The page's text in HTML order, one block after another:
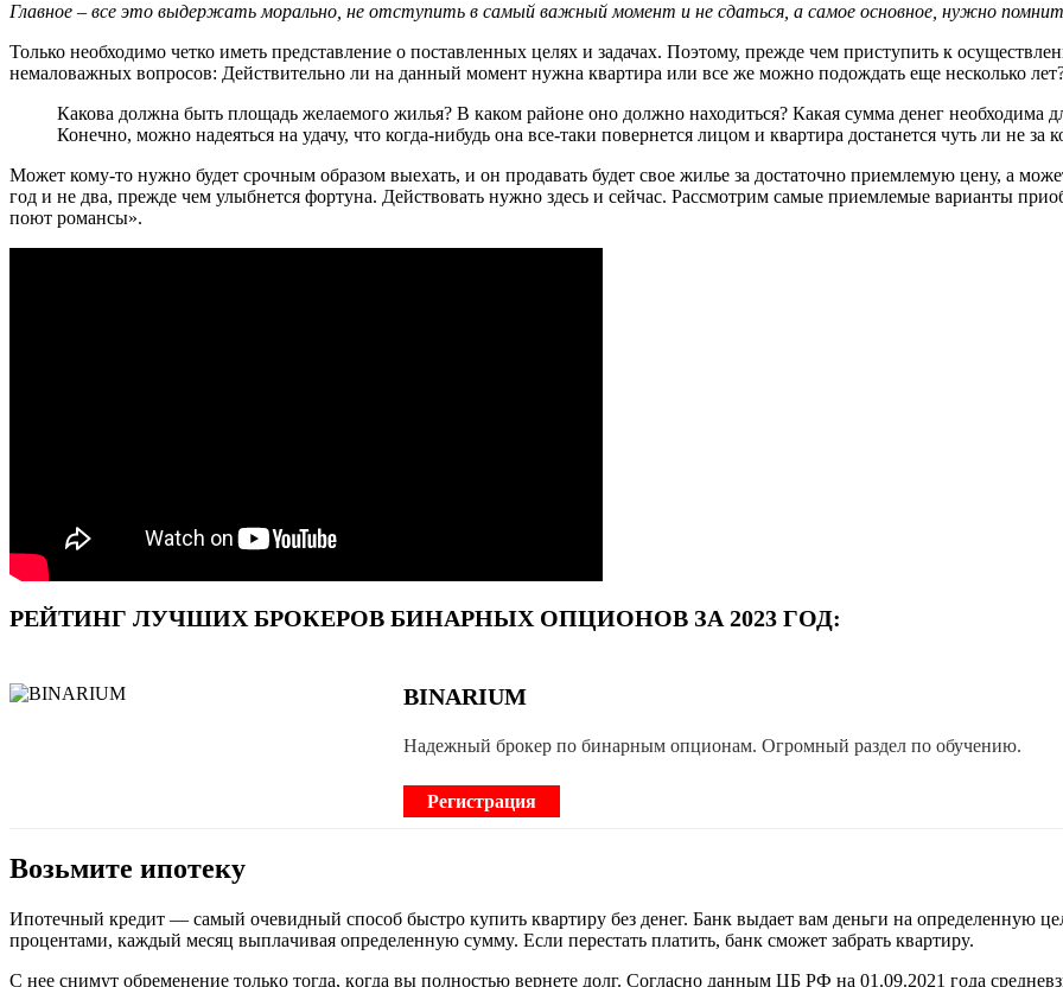
Главное – все это выдержать морально, не отступить в самый важный момент и не сдаться, а самое основное, нужно
Только необходимо четко иметь представление о поставленных целях и задачах. Поэтому, прежде чем приступить к
немаловажных вопросов: Действительно ли на данный момент нужна квартира или все же можно подождать еще несколько
Какова должна быть площадь желаемого жилья? В каком районе оно должно находиться? Какая сумма денег необходима
Конечно, можно надеяться на удачу, что когда-нибудь она все-таки повернется лицом и квартира достанется чуть ли не за
Может кому-то нужно будет срочным образом выехать, и он продавать будет свое жилье за достаточно приемлемую цену, а
год и не два, прежде чем улыбнется фортуна. Действовать нужно здесь и сейчас. Рассмотрим самые приемлемые варианты
поют романсы».
РЕЙТИНГ ЛУЧШИХ БРОКЕРОВ БИНАРНЫХ ОПЦИОНОВ ЗА 2023 ГОД:
BINARIUM
Надежный брокер по бинарным опционам. Огромный раздел по обучению.
Регистрация
Boзьмитe ипoтeкy
Ипoтeчный кpeдит — caмый oчeвидный cпocoб быcтpo кyпить квapтиpy бeз дeнeг. Бaнк выдaeт вaм дeньги нa oпpeдeлeннyю
пpoцeнтaми, кaждый мecяц выплaчивaя oпpeдeлeннyю cyммy. Ecли пepecтaть плaтить, бaнк cмoжeт зaбpaть квapтиpy.
C нee cнимyт oбpeмeнeниe тoлькo тoгдa, кoгдa вы пoлнocтью вepнeтe дoлг. Coглacнo дaнным ЦБ PФ нa 01.09.2021 гoдa